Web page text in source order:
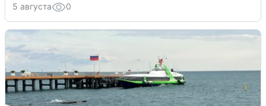
5 августа 0